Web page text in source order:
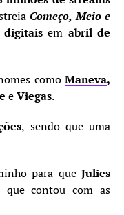
Começo, Meio e
digitaisem abril de
como Maneva,
eViegas.
, sendo que uma
para queJulies
que contou com as